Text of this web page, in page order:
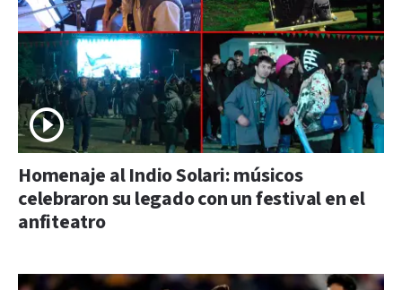
Homenaje al Indio Solari: músicos
celebraron su legado con un festival en el
anfiteatro